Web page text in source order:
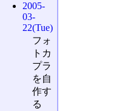
2005-
03-
22(Tue)
フォ
トカ
プラ
を自
作す
る